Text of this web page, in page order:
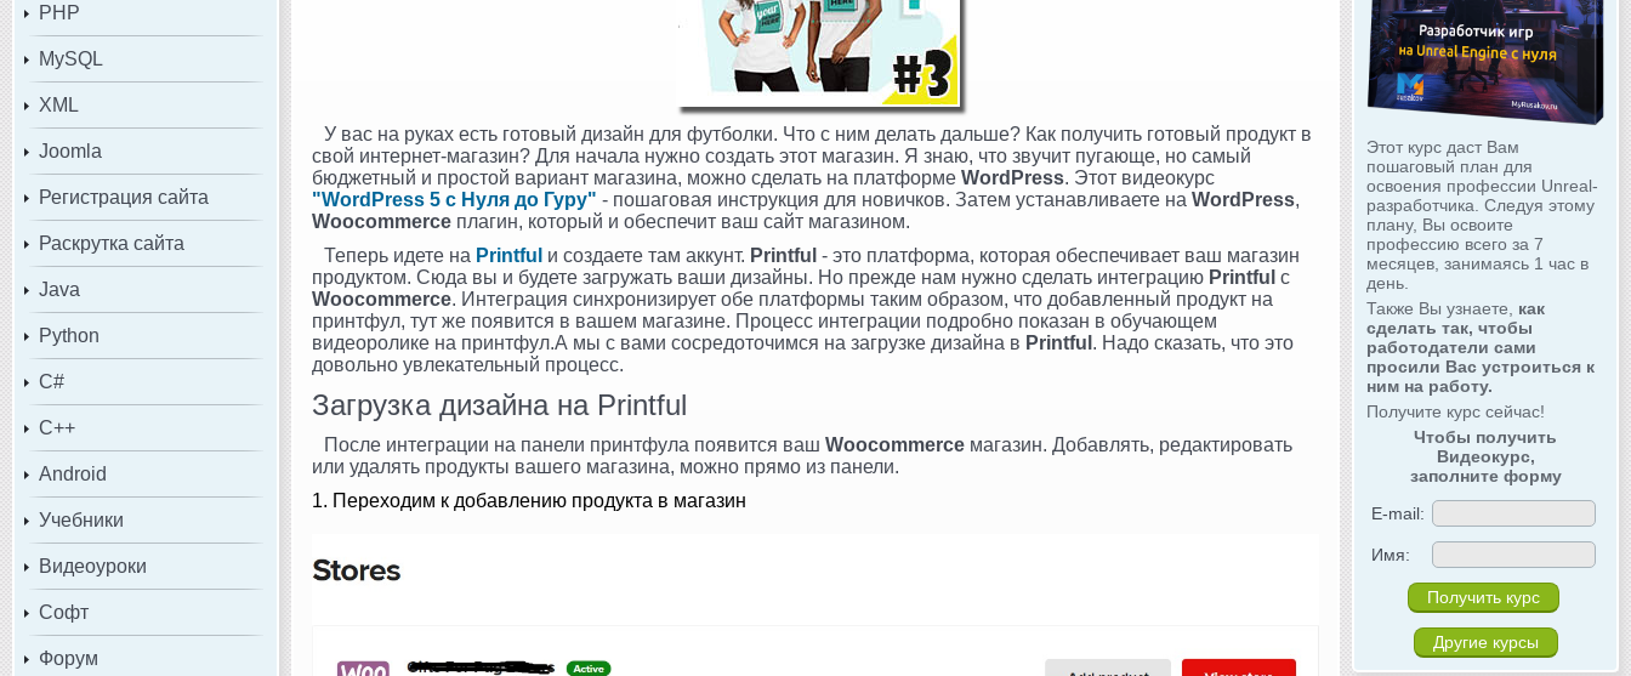
PHP
MySQL
XML
Joomla
Регистрация сайта
Раскрутка сайта
Java
Python
C#
C++
Android
Учебники
Видеоуроки
Софт
Форум
Этот курс даст Вам
пошаговый план для
освоения профессии Unreal-
разработчика. Следуя этому
плану, Вы освоите
профессию всего за 7
месяцев, занимаясь 1 час в
день.
Также Вы узнаете, как
сделать так, чтобы
работодатели сами
просили Вас устроиться к
ним на работу.
Получите курс сейчас!
Чтобы получить
Видеокурс,
заполните форму
E-mail:
Имя:
Другие курсы
У вас на руках есть готовый дизайн для футболки. Что с ним делать дальше? Как получить готовый продукт в
свой интернет-магазин? Для начала нужно создать этот магазин. Я знаю, что звучит пугающе, но самый
бюджетный и простой вариант магазина, можно сделать на платформе WordPress. Этот видеокурс
"WordPress 5 с Нуля до Гуру" - пошаговая инструкция для новичков. Затем устанавливаете на WordPress,
Woocommerce плагин, который и обеспечит ваш сайт магазином.
Теперь идете на Printful и создаете там аккунт. Printful - это платформа, которая обеспечивает ваш магазин
продуктом. Сюда вы и будете загружать ваши дизайны. Но прежде нам нужно сделать интеграцию Printful с
Woocommerce. Интеграция синхронизирует обе платформы таким образом, что добавленный продукт на
принтфул, тут же появится в вашем магазине. Процесс интеграции подробно показан в обучающем
видеоролике на принтфул.А мы с вами сосредоточимся на загрузке дизайна в Printful . Надо сказать, что это
довольно увлекательный процесс.
Загрузка дизайна на Printful
После интеграции на панели принтфула появится ваш Woocommerce магазин. Добавлять, редактировать
или удалять продукты вашего магазина, можно прямо из панели.
1. Переходим к добавлению продукта в магазин